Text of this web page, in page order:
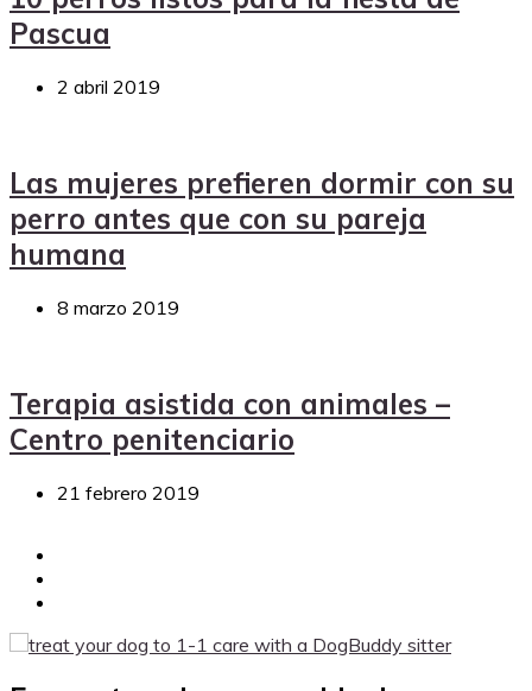
Pascua
2 abril 2019
Las mujeres prefieren dormir con su
perro antes que con su pareja
humana
8 marzo 2019
Terapia asistida con animales –
Centro penitenciario
21 febrero 2019